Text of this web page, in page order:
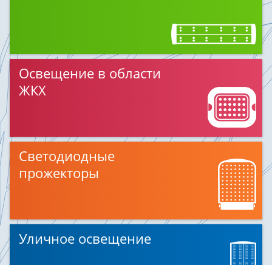
Освещение в области
ЖКХ
Светодиодные
прожекторы
Уличное освещение